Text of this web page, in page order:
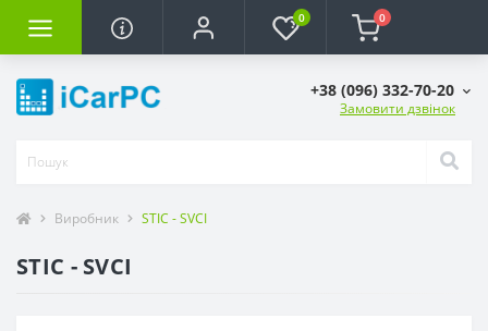
0 0
+38 (096) 332-70-20
Замовити дзвінок
Виробник STIC - SVCI
STIC - SVCI